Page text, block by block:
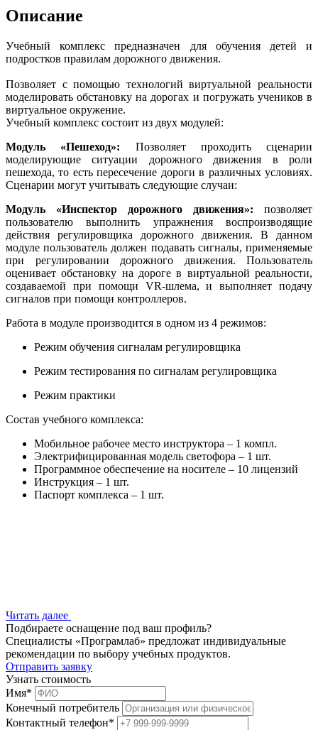
Описание
Учебный комплекс предназначен для обучения детей и
подростков правилам дорожного движения.
Позволяет с помощью технологий виртуальной реальности
моделировать обстановку на дорогах и погружать учеников в
виртуальное окружение.
Учебный комплекс состоит из двух модулей:
Модуль «Пешеход»: Позволяет проходить сценарии
моделирующие ситуации дорожного движения в роли
пешехода, то есть пересечение дороги в различных условиях.
Сценарии могут учитывать следующие случаи:
Модуль «Инспектор дорожного движения»: позволяет
пользователю выполнить упражнения воспроизводящие
действия регулировщика дорожного движения. В данном
модуле пользователь должен подавать сигналы, применяемые
при регулировании дорожного движения. Пользователь
оценивает обстановку на дороге в виртуальной реальности,
создаваемой при помощи VR-шлема, и выполняет подачу
сигналов при помощи контроллеров.
Работа в модуле производится в одном из 4 режимов:
Режим обучения сигналам регулировщика
Режим тестирования по сигналам регулировщика
Режим практики
Состав учебного комплекса:
Мобильное рабочее место инструктора – 1 компл.
Электрифицированная модель светофора – 1 шт.
Программное обеспечение на носителе – 10 лицензий
Инструкция – 1 шт.
Паспорт комплекса – 1 шт.
Читать далее
Подбираете оснащение под ваш профиль?
Специалисты «Програмлаб» предложат индивидуальные
рекомендации по выбору учебных продуктов.
Отправить заявку
Узнать стоимость
Имя*
Конечный потребитель
Контактный телефон*